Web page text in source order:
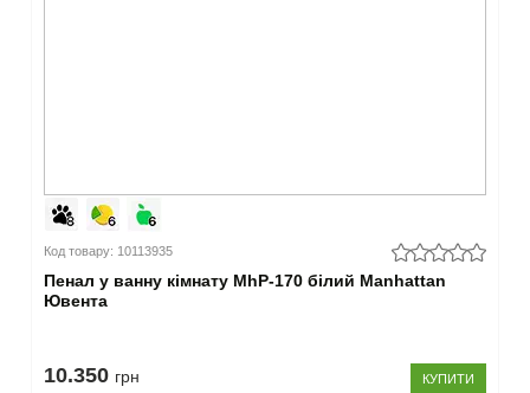
Код товару: 10113935
Пенал у ванну кімнату MhP-170 білий Manhattan
Ювента
10.350 грн КУПИТИ